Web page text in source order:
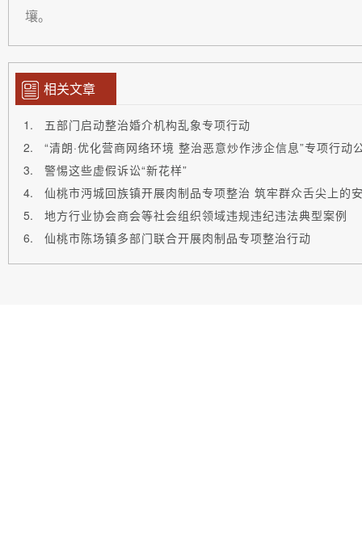
壤。
相关文章
五部门启动整治婚介机构乱象专项行动
“清朗·优化营商网络环境 整治恶意炒作涉企信息”专项行动
警惕这些虚假诉讼“新花样”
仙桃市沔城回族镇开展肉制品专项整治 筑牢群众舌尖上的
地方行业协会商会等社会组织领域违规违纪违法典型案例
仙桃市陈场镇多部门联合开展肉制品专项整治行动